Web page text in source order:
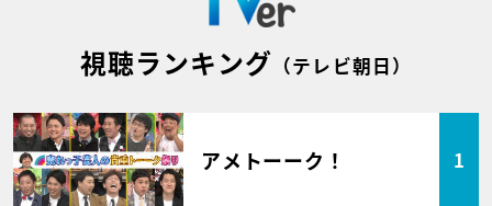
視聴ランキング （テレビ朝日）
アメトーーク！ 1